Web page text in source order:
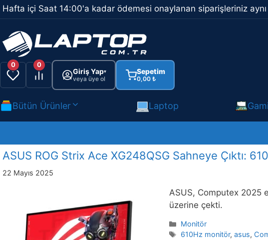
İçeriğe
atla
Hafta içi Saat 14:00'a kadar ödemesi onaylanan siparişleriniz
0 0
Giriş Yap▾
veya üye ol
Sepetim
0,00 ₺
Bütün Ürünler Laptop
ASUS ROG Strix Ace XG248QSG Sahneye Çıktı:
22 Mayıs 2025
ASUS, Computex 2025
üzerine çekti.
Kategoriler
Monitör
Etiketler
610Hz monitör,asus,